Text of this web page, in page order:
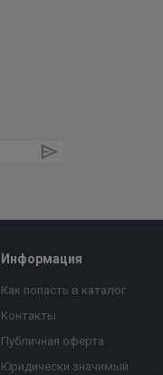
Информация
Как попасть в каталог
Контакты
Публичная оферта
Юридически значимый